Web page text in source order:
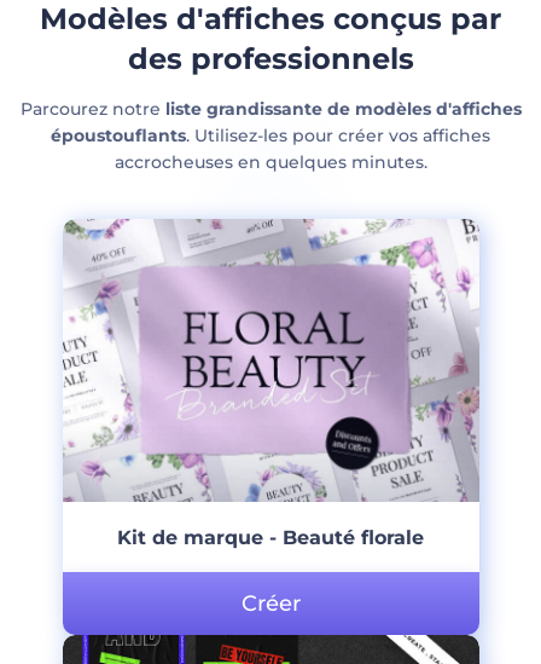
Modèles d'affiches conçus par
des professionnels
Parcourez notre liste grandissante de modèles d'affiches
époustouflants. Utilisez-les pour créer vos affiches
accrocheuses en quelques minutes.
Kit de marque - Beauté florale
Créer